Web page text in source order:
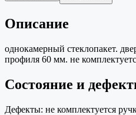
Описание
однокамерный стеклопакет.
профиля 60 мм. не
Состояние и
Дефекты: не комплектуется